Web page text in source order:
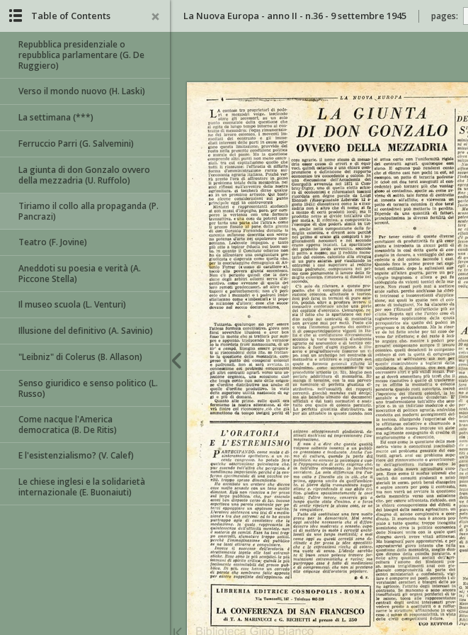
La Nuova Europa - anno II - n.36 - 9 settembre 1945 pages:
Table of Contents
Repubblica presidenziale o
repubblica parlamentare (G. De
Ruggiero)
Verso il mondo nuovo (H. Laski)
La settimana (***)
Ferruccio Parri (G. Salvemini)
La giunta di don Gonzalo ovvero
della mezzadria (U. Ruffolo)
Tiriamo il collo alla propaganda (P.
Pancrazi)
Teatro (F. Jovine)
Aneddoti su poesia e verità (A.
Piccone Stella)
Il museo scuola (L. Venturi)
Illusione del definitivo (A. Savinio)
"Leibniz" di Colerus (B. Allason)
Senso giuridico e senso politico (L.
Russo)
Come nacque l'America
democratica (B. De Ritis)
E l'esistenzialismo? (V. Calef)
Le chiese inglesi e la solidarietà
internazionale (E. Buonaiuti)